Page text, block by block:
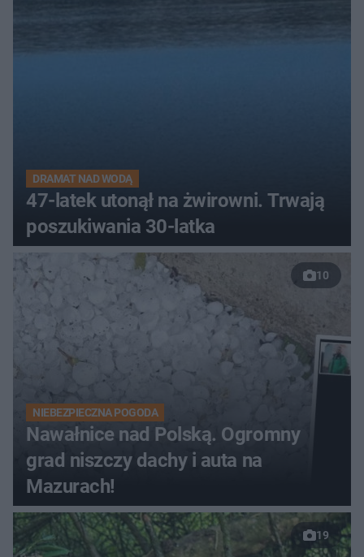
DRAMAT NAD WODĄ
47-latek utonął na żwirowni. Trwają
poszukiwania 30-latka
10
NIEBEZPIECZNA POGODA
Nawałnice nad Polską. Ogromny
grad niszczy dachy i auta na
Mazurach!
19